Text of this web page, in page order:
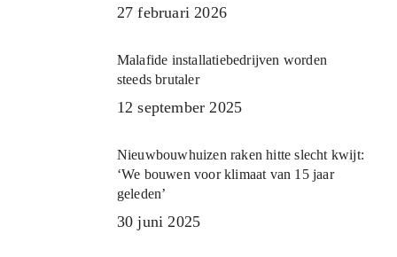
27 februari 2026
Malafide installatiebedrijven worden
steeds brutaler
12 september 2025
Nieuwbouwhuizen raken hitte slecht kwijt:
‘We bouwen voor klimaat van 15 jaar
geleden’
30 juni 2025